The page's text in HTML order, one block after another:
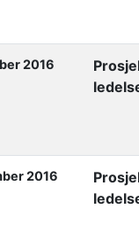
2016
2016